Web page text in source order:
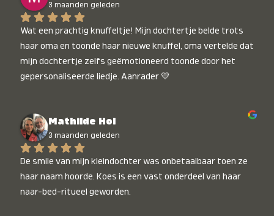
3 maanden geleden
Wat een prachtig knuffeltje! Mijn dochtertje belde trots
haar oma en toonde haar nieuwe knuffel, oma vertelde dat
mijn dochtertje zelfs geëmotioneerd toonde door het
gepersonaliseerde liedje. Aanrader 💛
Mathilde Hol
3 maanden geleden
De smile van mijn kleindochter was onbetaalbaar toen ze
haar naam hoorde. Koes is een vast onderdeel van haar
naar-bed-ritueel geworden.